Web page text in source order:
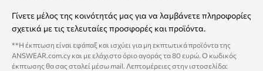
Γίνετε μέλος της κοινότητάς μας για να λαμβάνετε πληροφορίες
σχετικά με τις τελευταίες προσφορές και προϊόντα.
**Η έκπτωση είναι εφάπαξ και ισχύει για μη εκπτωτικά προϊόντα της
ANSWEAR.com.cy και με ελάχιστο όριο αγοράς τα 80 ευρώ. Ο κωδικός
έκπτωσης θα σας σταλεί μέσω mail. Λεπτομέρειες στην ιστοσελίδα: